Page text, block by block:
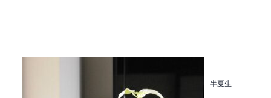
半夏生